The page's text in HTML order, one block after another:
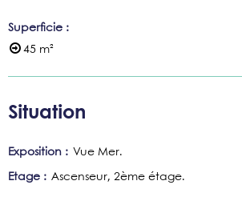
Superficie :
45 m²
Situation
Exposition : Vue Mer
Etage : Ascenseur 2ème étage